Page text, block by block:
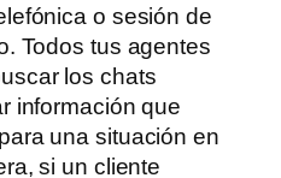
o sesión de
Todos tus agentes
los chats
información que
una situación en
si un cliente